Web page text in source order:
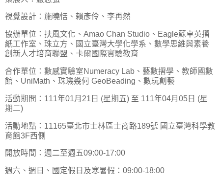
視覺設計：施曉恬、賴彥伶、李再然
協辦單位：扶風文化、Amao Chan Studio、Eagle蘇卓英摺
紙工作室、珠立方、國立臺灣大學化學系、數學思維與素養
創新人才培育聯盟、卡爾國際實驗教育
合作單位：數感實驗室Numeracy Lab、藝數摺學、教師國數
館、UniMath、珠璣幾何 GeoBeading、數玩創藝
活動期間：111年01月21日 (星期五) 至 111年04月05日 (星
期二)
活動地點：11165臺北市士林區士商路189號 國立臺灣科學教
育館3F西側
開放時間：週二至週五09:00-17:00
週六、週日、國定假日及寒暑假：09:00-18:00